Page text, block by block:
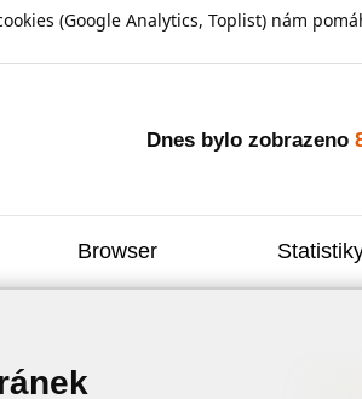
(Google Analytics, Toplist) nám
Dnes bylo zobrazeno
Browser